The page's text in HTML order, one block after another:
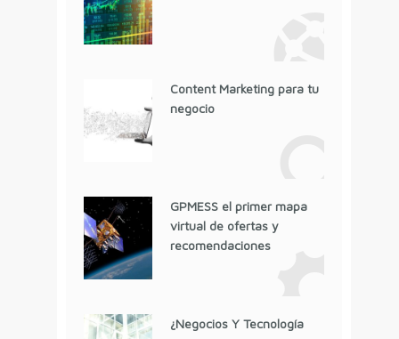
Content Marketing para tu
negocio
GPMESS el primer mapa
virtual de ofertas y
recomendaciones
¿Negocios Y Tecnología